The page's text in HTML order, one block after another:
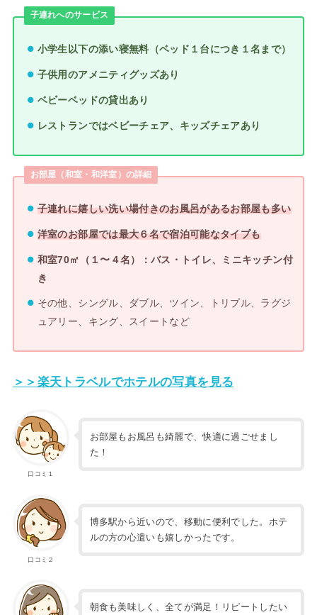
子連れへのサービス
小学生以下の添い寝無料（ベッド１台につき１名まで）
子供用のアメニティグッズあり
ベビーベッドの貸出あり
レストランではベビーチェア、キッズチェアあり
お部屋（和室・和洋室）の詳細
子連れに嬉しい洗い場付きのお風呂があるお部屋も多い
洋室のお部屋では最大６名で宿泊可能なタイプも
和室70㎡（１〜４名）：バス・トイレ、ミニキッチン付
き
その他、シングル、ダブル、ツイン、トリプル、ラグジ
ュアリー、キング、スイートなど
＞＞楽天トラベルでホテルの写真を見る
口コミ１
お部屋もお風呂も綺麗で、快適に過ごせまし
た！
口コミ２
博多駅から近いので、移動に便利でした。ホテ
ルの方の心遣いも嬉しかったです。
朝食も美味しく、全てが満足！リピートしたい